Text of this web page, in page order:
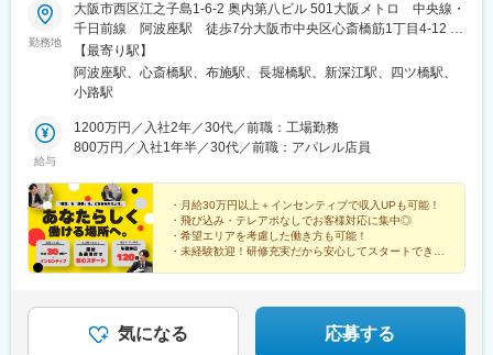
勤務地
大阪市西区江之子島1-6-2 奥内第八ビル 501大阪メトロ 中央線・
千日前線 阿波座駅 徒歩7分大阪市中央区心斎橋筋1丁目4-12 心
斎橋日光ビル1F2号大阪メトロ 御堂筋線・四ツ橋線・長堀鶴見
緑地線 心斎橋駅 徒歩3分大阪メトロ 堺筋線・長堀鶴見緑地線
長堀橋駅 徒歩7分大阪府東大阪市長堂1丁目11-1近鉄奈良線・近鉄
【最寄り駅】
阿波座駅、心斎橋駅、布施駅、長堀橋駅、新深江駅、四ツ橋駅、
小路駅
給与
1200万円／入社2年／30代／前職：工場勤務
800万円／入社1年半／30代／前職：アパレル店員
・月給30万円以上＋インセンティブで収入UPも可能！
・飛び込み・テレアポなしでお客様対応に集中◎
・希望エリアを考慮した働き方も可能！
・未経験歓迎！研修充実だから安心してスタートできま
気になる 応募する